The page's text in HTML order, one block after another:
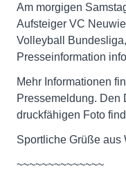
Am morgigen
Aufsteiger VC
Volleyball
Presseinformation
Mehr Informationen
Pressemeldung. Den
druckfähigen Foto
Sportliche Grüße aus
~~~~~~~~~~~~~~